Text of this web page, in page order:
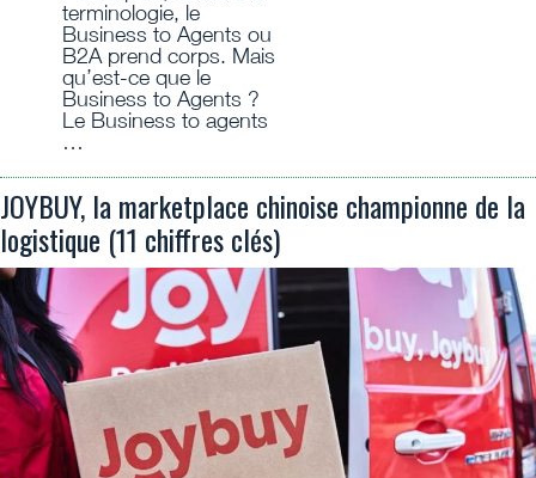
terminologie, le
Business to Agents ou
B2A prend corps. Mais
qu’est-ce que le
Business to Agents ?
Le Business to agents
…
JOYBUY, la marketplace chinoise championne de la
logistique (11 chiffres clés)